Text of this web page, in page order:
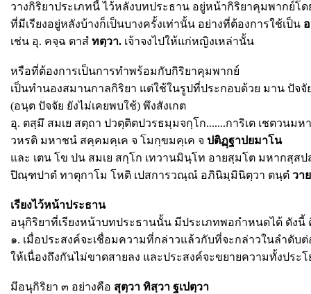
วางกิริยาประเภทนี้ ไว้หลังบทประธาน อยู่หน้ากิริยาคุมพากย์โ
ที่มีเรียงอยู่หลังบ้างก็เป็นบางครั้งเท่านั้น อย่างที่ต้องการใช้เป็น
เช่น อุ. คจฺฉ ตาสํ ทตฺวา. เจ้าจงไปให้แก่หญิงเหล่านั้น
หรือที่ต้องการเป็นการทำพร้อมกับกิริยาคุมพากย์
เป็นทำนองสมานกาลกิริยา แต่ใช้ในรูปที่ประกอบด้วย มาน ปัจจั
(อนฺต ปัจจัย ยังไม่เคยพบใช้) พึงสังเกต
อุ. ตสฺมึ สมเย สตฺถา ปวตฺติตปวรธมฺมจกฺโก.......การิเต เชตวนมห
วหรติ มหาชนํ สคฺคมคฺเค จ โมกฺขมคฺเค จ ปติฏฺฐาปยมาโน
และ เตน โข ปน สมเย สกฺโก เทวานมินฺโท อายสฺมโต มหากสฺสป
ปิณฺฑปาตํ ทาตุกาโม โหติ เปสการวณฺณํ อภินิมฺมินิตฺวา ตนฺตํ วา
เรียงไว้หน้าประธาน
อนุกิริยาที่เรียงหน้าบทประธานนั้น มีประเภทพอกำหนดได้ ดังนี้
๑. เมื่อประสงค์จะเชื่อมความที่กล่าวแล้วกับที่จะกล่าวในลำดับต่
ให้เนื่องถึงกันไม่ขาดสายลง และประสงค์จะขยายความทั้งประโ
มีอนุกิริยา ๓ อย่างคือ สุตฺวา ทิสฺวา ฐเปตฺวา